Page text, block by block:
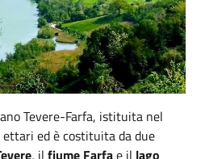
Tevere-Farfa, istituita nel
ed è costituita da due
, il fiume Farfae il lago